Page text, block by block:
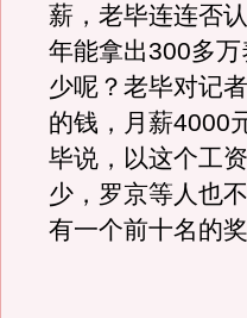
薪，老毕连连否
年能拿出300多
少呢？老毕对记
的钱，月薪4000
毕说，以这个工
少，罗京等人也
有一个前十名的